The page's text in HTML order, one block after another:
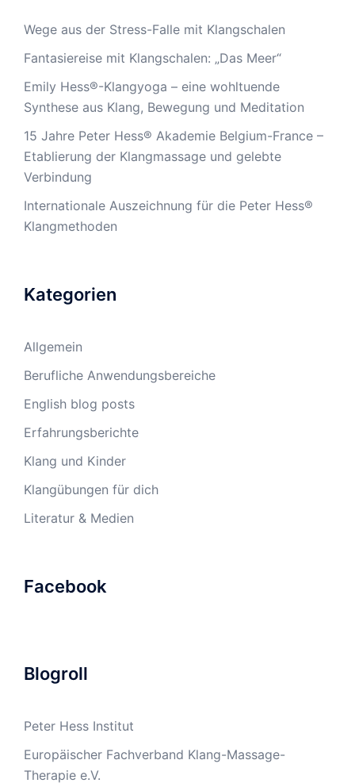
Wege aus der Stress-Falle mit Klangschalen
Fantasiereise mit Klangschalen: „Das Meer“
Emily Hess®-Klangyoga – eine wohltuende
Synthese aus Klang, Bewegung und Meditation
15 Jahre Peter Hess® Akademie Belgium-France –
Etablierung der Klangmassage und gelebte
Verbindung
Internationale Auszeichnung für die Peter Hess®
Klangmethoden
Kategorien
Allgemein
Berufliche Anwendungsbereiche
English blog posts
Erfahrungsberichte
Klang und Kinder
Klangübungen für dich
Literatur & Medien
Facebook
Blogroll
Peter Hess Institut
Europäischer Fachverband Klang-Massage-
Therapie e.V.